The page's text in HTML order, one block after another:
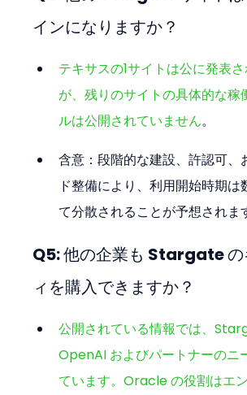
インになりますか？
テキサスの1サイトは公に発表
が、残りのサイトの具体的な稼
ルは公開されていません。
含意：段階的な建設、許認可、
ド整備により、利用開始時期は
て分散されることが予想されま
Q5: 他の企業も Stargate の
ィを購入できますか？
公開されている情報では、
OpenAI およびパートナーのニ
ています。Oracle の役割はエ